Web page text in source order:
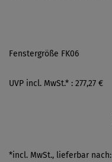
Fenstergröße FK06
UVP incl. MwSt.* : 277,27 €
*incl. MwSt., lieferbar nach: